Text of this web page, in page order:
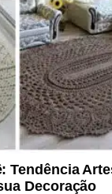
Tendência
Decoração